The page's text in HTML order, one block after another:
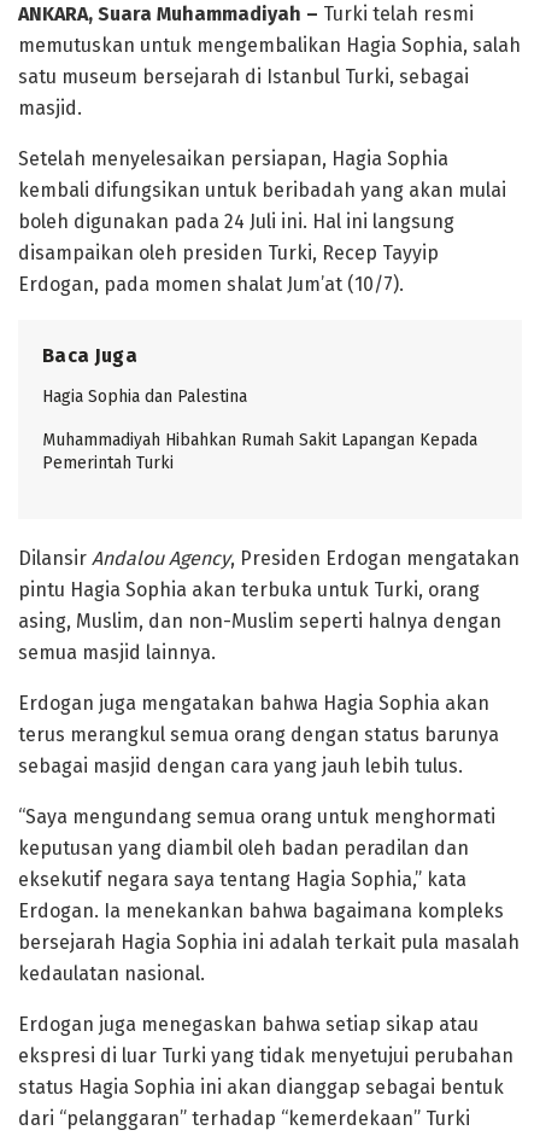
ANKARA, Suara Muhammadiyah – Turki telah resmi
memutuskan untuk mengembalikan Hagia Sophia, salah
satu museum bersejarah di Istanbul Turki, sebagai
masjid.
Setelah menyelesaikan persiapan, Hagia Sophia
kembali difungsikan untuk beribadah yang akan mulai
boleh digunakan pada 24 Juli ini. Hal ini langsung
disampaikan oleh presiden Turki, Recep Tayyip
Erdogan, pada momen shalat Jum’at (10/7).
Baca Juga
Hagia Sophia dan Palestina
Muhammadiyah Hibahkan Rumah Sakit Lapangan Kepada
Pemerintah Turki
Dilansir Andalou Agency, Presiden Erdogan mengatakan
pintu Hagia Sophia akan terbuka untuk Turki, orang
asing, Muslim, dan non-Muslim seperti halnya dengan
semua masjid lainnya.
Erdogan juga mengatakan bahwa Hagia Sophia akan
terus merangkul semua orang dengan status barunya
sebagai masjid dengan cara yang jauh lebih tulus.
“Saya mengundang semua orang untuk menghormati
keputusan yang diambil oleh badan peradilan dan
eksekutif negara saya tentang Hagia Sophia,” kata
Erdogan. Ia menekankan bahwa bagaimana kompleks
bersejarah Hagia Sophia ini adalah terkait pula masalah
kedaulatan nasional.
Erdogan juga menegaskan bahwa setiap sikap atau
ekspresi di luar Turki yang tidak menyetujui perubahan
status Hagia Sophia ini akan dianggap sebagai bentuk
dari “pelanggaran” terhadap “kemerdekaan” Turki